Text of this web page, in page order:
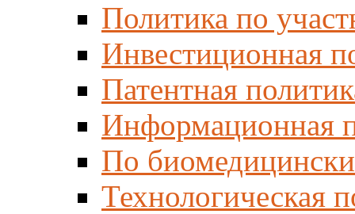
Политика по
Инвестиционная
Патентная
Информационная
По
Технологическая